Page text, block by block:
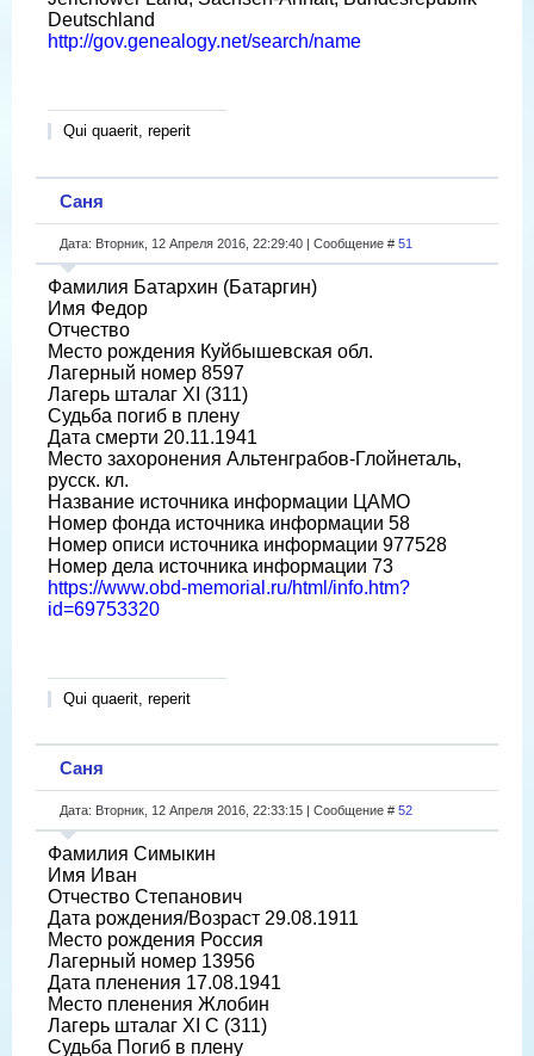
Deutschland
http://gov.genealogy.net/search/name
Qui quaerit, reperit
Саня
Дата: Вторник, 12 Апреля 2016, 22:29:40 | Сообщение # 51
Фамилия Батархин (Батаргин)
Имя Федор
Отчество
Место рождения Куйбышевская обл.
Лагерный номер 8597
Лагерь шталаг XI (311)
Судьба погиб в плену
Дата смерти 20.11.1941
Место захоронения Альтенграбов-Глойнеталь,
русск. кл.
Название источника информации ЦАМО
Номер фонда источника информации 58
Номер описи источника информации 977528
Номер дела источника информации 73
https://www.obd-memorial.ru/html/info.htm?
id=69753320
Qui quaerit, reperit
Саня
Дата: Вторник, 12 Апреля 2016, 22:33:15 | Сообщение # 52
Фамилия Симыкин
Имя Иван
Отчество Степанович
Дата рождения/Возраст 29.08.1911
Место рождения Россия
Лагерный номер 13956
Дата пленения 17.08.1941
Место пленения Жлобин
Лагерь шталаг XI C (311)
Судьба Погиб в плену